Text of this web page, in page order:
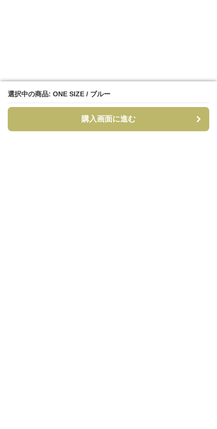
選択中の商品: ONE SIZE / ブルー
購入画面に進む
選択中の商品: ONE SIZE / ブルー
購入画面に進む